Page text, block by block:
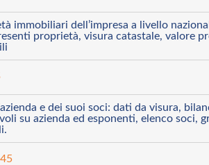
immobiliari dell’impresa a livello
proprietà, visura catastale, valore
e dei suoi soci: dati da visura,
su azienda ed esponenti, elenco soci,